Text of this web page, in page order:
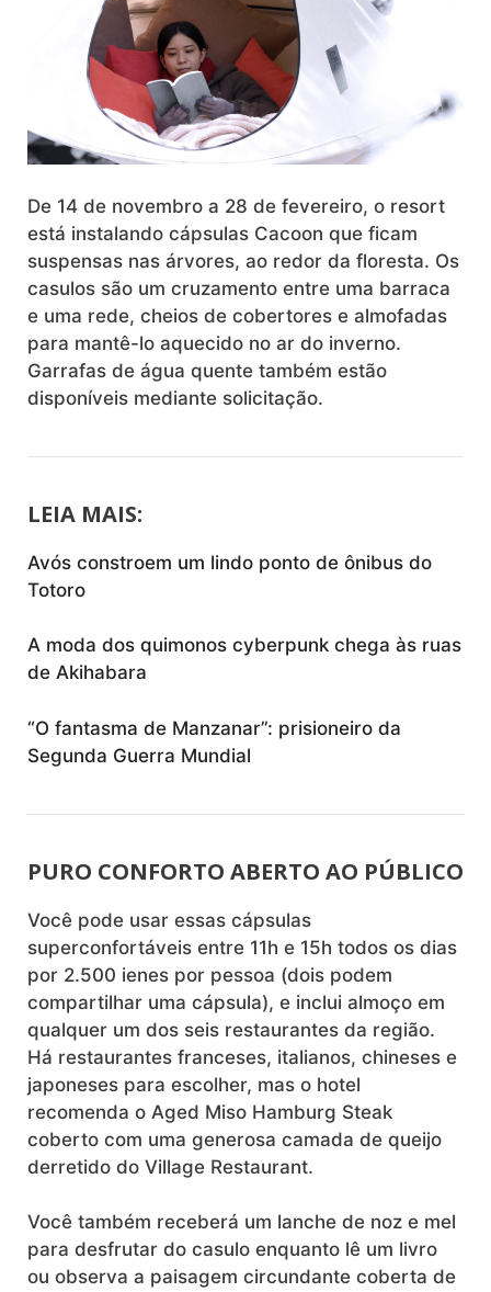
De 14 de novembro a 28 de fevereiro, o resort
está instalando cápsulas Cacoon que ficam
suspensas nas árvores, ao redor da floresta. Os
casulos são um cruzamento entre uma barraca
e uma rede, cheios de cobertores e almofadas
para mantê-lo aquecido no ar do inverno.
Garrafas de água quente também estão
disponíveis mediante solicitação.
LEIA MAIS:
Avós constroem um lindo ponto de ônibus do
Totoro
A moda dos quimonos cyberpunk chega às ruas
de Akihabara
“O fantasma de Manzanar”: prisioneiro da
Segunda Guerra Mundial
PURO CONFORTO ABERTO AO PÚBLICO
Você pode usar essas cápsulas
superconfortáveis entre 11h e 15h todos os dias
por 2.500 ienes por pessoa (dois podem
compartilhar uma cápsula), e inclui almoço em
qualquer um dos seis restaurantes da região.
Há restaurantes franceses, italianos, chineses e
japoneses para escolher, mas o hotel
recomenda o Aged Miso Hamburg Steak
coberto com uma generosa camada de queijo
derretido do Village Restaurant.
Você também receberá um lanche de noz e mel
para desfrutar do casulo enquanto lê um livro
ou observa a paisagem circundante coberta de